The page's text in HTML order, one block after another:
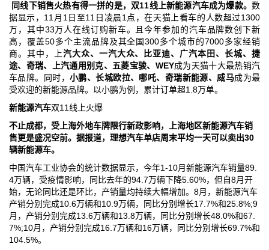
同线下销售火热有得一拼的是，双11线上新能源汽车成为爆款。 数
据显示，11月1日至11日凌晨1点，在天猫上看车的人数超过1300
万，其中33万人在线订购新车。且今年参加的汽车品牌数创下新
高，覆盖50多个主流品牌及其全国300多个城市的7000多家经销
商。其中，上汽大众、一汽大众、比亚迪、广汽本田、长城、捷
途、奇瑞、上汽通用别克、五菱宝骏、WEY成为天猫十大最热销汽
车品牌。同时， 小鹏、长城欧拉、哪吒、奇瑞新能源、威马成为最
受欢迎的新能源品牌。以小鹏为例，累计订单超1.8万单。
新能源汽车双11线上火爆
不止成都，受上海外地车牌限行新政影响，上海地区新能源汽车销
售更是盛况空前。据报道，理想汽车单店周末平均一天可以卖出30
辆新能源车。
中国汽车工业协会的统计数据显示，今年1-10月新能源汽车销量89.
4万辆，受疫情影响，同比去年的94.7万辆下降5.60%，但自8月开
始，无论同比还是环比，产销量均持续大幅增加。8月，新能源汽车
产销分别完成10.6万辆和10.9万辆，同比分别增长17.7%和25.8%;9
月，产销分别完成13.6万辆和13.8万辆，同比分别增长48.0%和67.
7%;10月，产销分别完成16.7万辆和16万辆，同比分别增长69.7%和
104.5%。